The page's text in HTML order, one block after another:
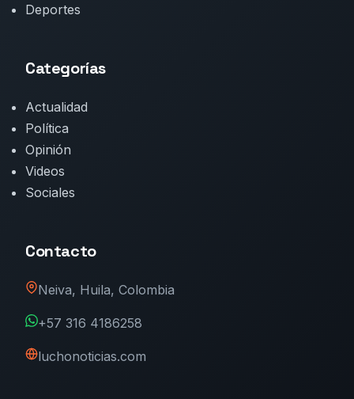
Deportes
Categorías
Actualidad
Política
Opinión
Videos
Sociales
Contacto
Neiva, Huila, Colombia
+57 316 4186258
luchonoticias.com